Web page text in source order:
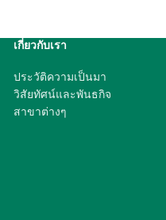
เกี่ยวกับเรา
ประวัติความเป็นมา
วิสัยทัศน์และพันธกิจ
สาขาต่างๆ